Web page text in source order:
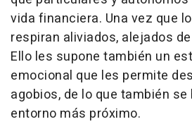
vida financiera. Una vez que
respiran aliviados, alejados
Ello les supone también un
emocional que les permite
agobios, de lo que también
entorno más próximo.